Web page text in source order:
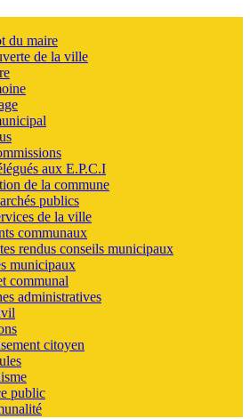
du maire
de la ville
aux E.P.C.I
de la commune
publics
de la ville
communaux
rendus conseils municipaux
municipaux
communal
administratives
citoyen
public